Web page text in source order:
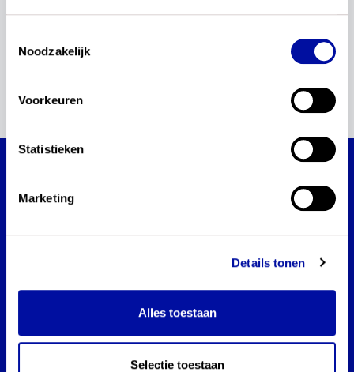
Noodzakelijk
Voorkeuren
Statistieken
Marketing
Details tonen
Alles toestaan
Selectie toestaan
actualisatie van de kerndoelen moderne
Cookies